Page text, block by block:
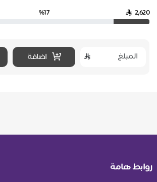
2,620
%17
اضافة
روابط هامة